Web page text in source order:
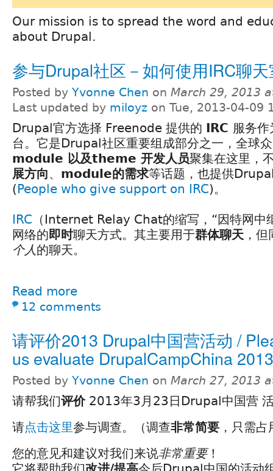
Our mission is to spread the word and
about Drupal.
参与Drupal社区－如何使用IRC聊
Posted by Yvonne Chen on March 29, 2013
Last updated by miloyz on Tue, 2013-04-09
Drupal官方选择 Freenode 提供的 IRC 服务
台。它是Drupal社区重要组成部分之一，全球
module 以及theme 开发人员聚集在这里，
展方向、 module的需求等话题，也提供
(People who give support on IRC)。
IRC （Internet Relay Chat的缩写，“因特网中
网络的即时聊天方式。其主要用于群体聊天 ，
个人的聊天。
Read more
12 comments
请评价2013 Drupal中国营活动 /
us evaluate DrupalCampChina 2013
Posted by Yvonne Chen on March 27, 2013
请帮我们评价2013年3月23日Drupal中国营
请点击这里参与调查。（调查非常简要 ，只需占
您的意见和建议对我们来说非常重要！